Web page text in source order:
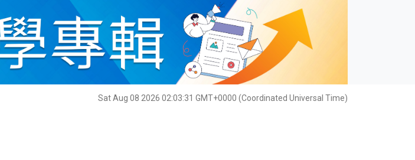
Sat Aug 08 2026 02:03:32 GMT+0000 (Coordinated Universal Time)
科技 影片 名家榜 灼見活動 關於我們